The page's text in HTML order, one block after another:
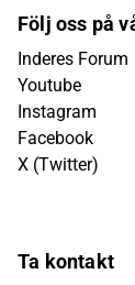
Följ oss på
Inderes Forum
Youtube
Instagram
Facebook
X (Twitter)
Ta kontakt